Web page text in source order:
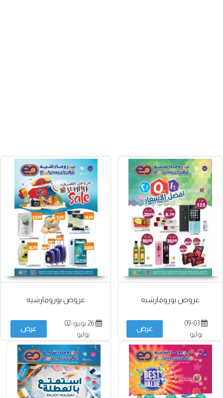
عروض يورومارشيه
09-03
يوليو
عرض
عروض يورومارشيه
26 يونيو-02
يوليو
عرض